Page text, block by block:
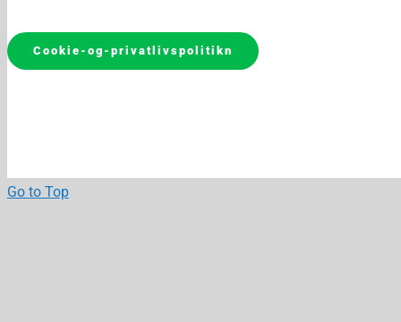
Cookie-og-privatlivspolitikn
Go to Top